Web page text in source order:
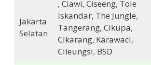
Jakarta
Selatan
, Ciawi, Ciseeng, Tole
Iskandar, The Jungle,
Tangerang, Cikupa,
Cikarang, Karawaci,
Cileungsi, BSD